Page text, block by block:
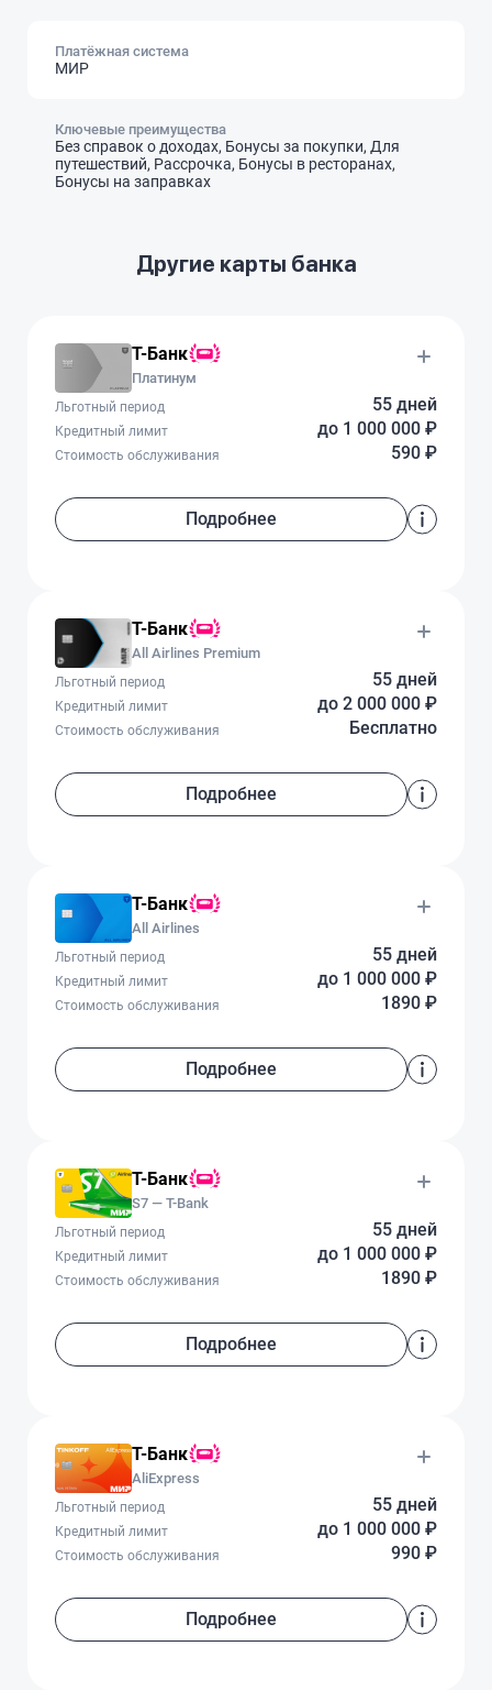
Платёжная система
МИР
Ключевые преимущества
Без справок о доходах, Бонусы за покупки, Для
путешествий, Рассрочка, Бонусы в ресторанах,
Бонусы на заправках
Другие карты банка
Т-Банк
Платинум
55 дней
Льготный период
до 1 000 000 ₽
Кредитный лимит
590 ₽
Стоимость обслуживания
Подробнее
Т-Банк
All Airlines Premium
55 дней
Льготный период
до 2 000 000 ₽
Кредитный лимит
Бесплатно
Стоимость обслуживания
Подробнее
Т-Банк
All Airlines
55 дней
Льготный период
до 1 000 000 ₽
Кредитный лимит
1890 ₽
Стоимость обслуживания
Подробнее
Т-Банк
S7 — T-Bank
55 дней
Льготный период
до 1 000 000 ₽
Кредитный лимит
1890 ₽
Стоимость обслуживания
Подробнее
Т-Банк
AliExpress
55 дней
Льготный период
до 1 000 000 ₽
Кредитный лимит
990 ₽
Стоимость обслуживания
Подробнее